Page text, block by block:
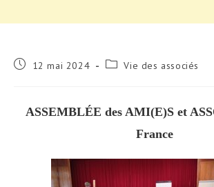
Publication
12 mai 2024
PostVie des associés
ASSEMBLÉE des AMI(E)S et
France